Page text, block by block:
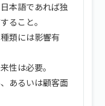
本語であれば独
ること。
類には影響有
性は必要。
あるいは顧客面